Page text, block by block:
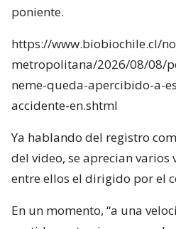
poniente.
https://www.biobiochile.cl/
metropolitana/2026/08/08/
neme-queda-apercibido-a-
accidente-en.shtml
Ya hablando del registro
del video, se aprecian varios
entre ellos el dirigido por el
En un momento, “a una